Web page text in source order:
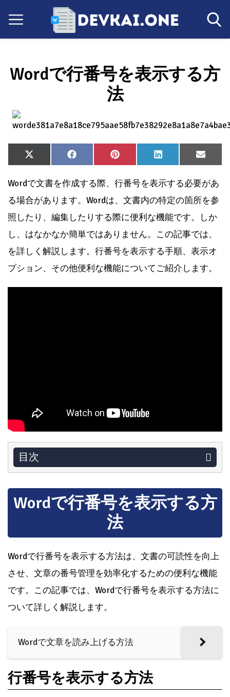
Wordで行番号を表示する方
法
Share
on
X
(Twitter)
Share
on
Facebook
Share
on
Pinterest
Share
on
LinkedIn
Share
on
Email
Wordで文書を作成する際、行番号を表示する必要があ
る場合があります。Wordは、文書内の特定の箇所を参
照したり、編集したりする際に便利な機能です。しか
し、はなかなか簡単ではありません。この記事では、
を詳しく解説します。行番号を表示する手順、表示オ
プション、その他便利な機能についてご紹介します。
目次
Wordで行番号を表示する方
法
Wordで行番号を表示する方法は、文書の可読性を向上
させ、文章の番号管理を効率化するための便利な機能
です。この記事では、Wordで行番号を表示する方法に
ついて詳しく解説します。
Wordで文章を読み上げる方法
行番号を表示する方法